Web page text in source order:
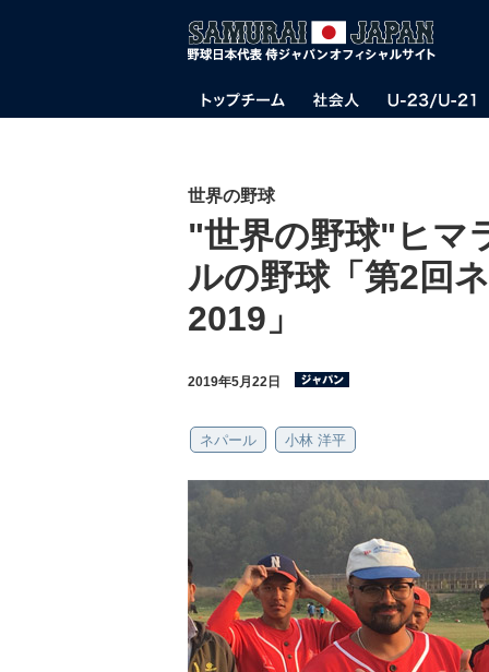
世界の野球
"世界の野球"ヒマ
ルの野球「第2回
2019」
2019年5月22日
ネパール 小林 洋平